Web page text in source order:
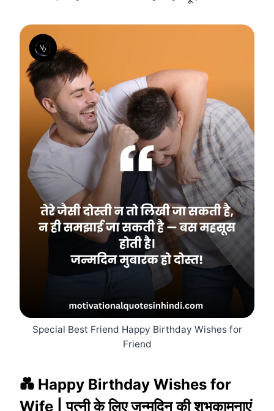
Special Best Friend Happy Birthday Wishes for
Friend
💑 Happy Birthday Wishes for
Wife | पत्नी के लिए जन्मदिन की शुभकामनाएं